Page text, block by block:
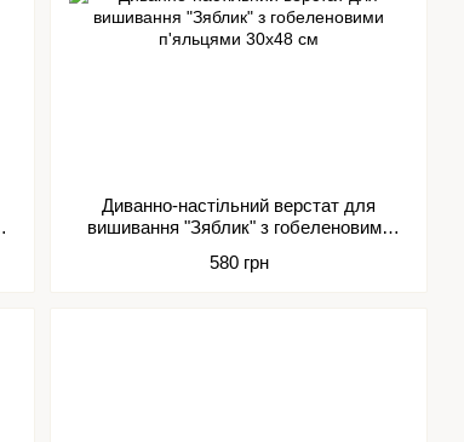
Диванно-настільний верстат для
вишивання "Зяблик" з гобеленовими
580 грн